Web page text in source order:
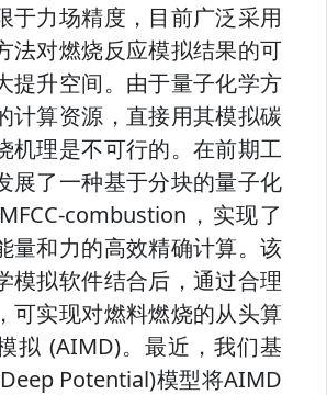
于力场精度，目前广泛采用
法对燃烧反应模拟结果的可
提升空间。由于量子化学方
计算资源，直接用其模拟碳
机理是不可行的。在前期工
展了一种基于分块的量子化
combustion，实现了
量和力的高效精确计算。该
模拟软件结合后，通过合理
可实现对燃料燃烧的从头算
拟 (AIMD)。最近，我们基
Potential)模型将AIMD